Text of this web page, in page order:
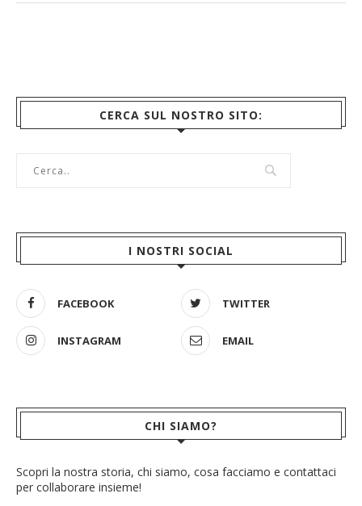
CERCA SUL NOSTRO SITO:
I NOSTRI SOCIAL
FACEBOOK TWITTER
INSTAGRAM EMAIL
CHI SIAMO?
Scopri la nostra storia, chi siamo, cosa facciamo e contattaci
per collaborare insieme!